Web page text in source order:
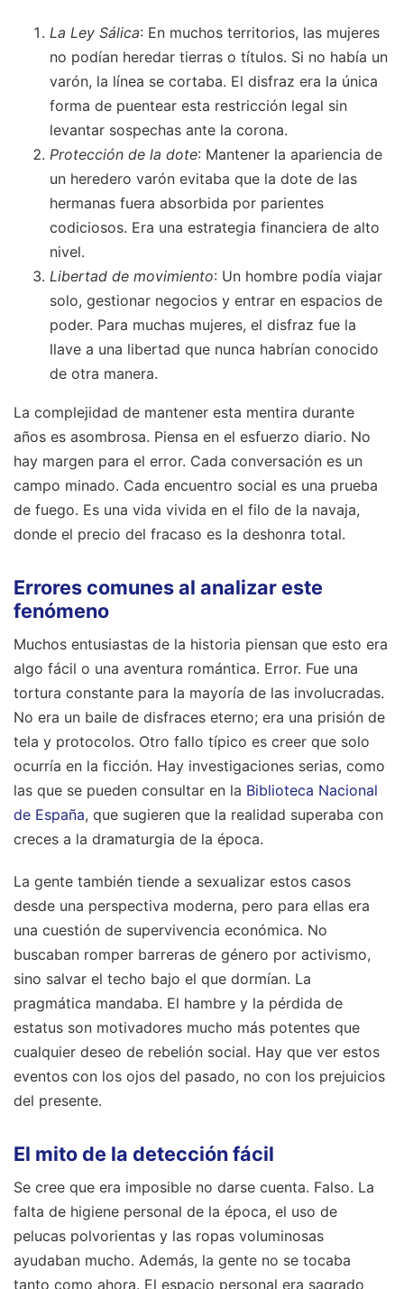
La Ley Sálica: En muchos territorios, las mujeres
no podían heredar tierras o títulos. Si no había un
varón, la línea se cortaba. El disfraz era la única
forma de puentear esta restricción legal sin
levantar sospechas ante la corona.
Protección de la dote: Mantener la apariencia de
un heredero varón evitaba que la dote de las
hermanas fuera absorbida por parientes
codiciosos. Era una estrategia financiera de alto
nivel.
Libertad de movimiento: Un hombre podía viajar
solo, gestionar negocios y entrar en espacios de
poder. Para muchas mujeres, el disfraz fue la
llave a una libertad que nunca habrían conocido
de otra manera.
La complejidad de mantener esta mentira durante
años es asombrosa. Piensa en el esfuerzo diario. No
hay margen para el error. Cada conversación es un
campo minado. Cada encuentro social es una prueba
de fuego. Es una vida vivida en el filo de la navaja,
donde el precio del fracaso es la deshonra total.
Errores comunes al analizar este
fenómeno
Muchos entusiastas de la historia piensan que esto era
algo fácil o una aventura romántica. Error. Fue una
tortura constante para la mayoría de las involucradas.
No era un baile de disfraces eterno; era una prisión de
tela y protocolos. Otro fallo típico es creer que solo
ocurría en la ficción. Hay investigaciones serias, como
las que se pueden consultar en la Biblioteca Nacional
de España, que sugieren que la realidad superaba con
creces a la dramaturgia de la época.
La gente también tiende a sexualizar estos casos
desde una perspectiva moderna, pero para ellas era
una cuestión de supervivencia económica. No
buscaban romper barreras de género por activismo,
sino salvar el techo bajo el que dormían. La
pragmática mandaba. El hambre y la pérdida de
estatus son motivadores mucho más potentes que
cualquier deseo de rebelión social. Hay que ver estos
eventos con los ojos del pasado, no con los prejuicios
del presente.
El mito de la detección fácil
Se cree que era imposible no darse cuenta. Falso. La
falta de higiene personal de la época, el uso de
pelucas polvorientas y las ropas voluminosas
ayudaban mucho. Además, la gente no se tocaba
tanto como ahora. El espacio personal era sagrado